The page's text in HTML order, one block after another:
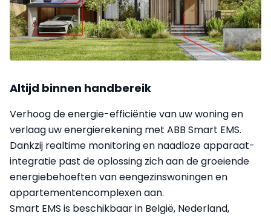
Altijd binnen handbereik
Verhoog de energie-efficiëntie van uw woning en
verlaag uw energierekening met ABB Smart EMS.
Dankzij realtime monitoring en naadloze apparaat-
integratie past de oplossing zich aan de groeiende
energiebehoeften van eengezinswoningen en
appartementencomplexen aan.
Smart EMS is beschikbaar in België, Nederland,